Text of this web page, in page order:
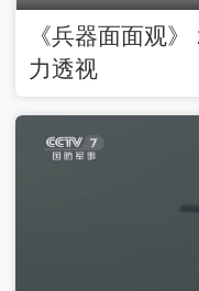
《兵器面面观
力透视